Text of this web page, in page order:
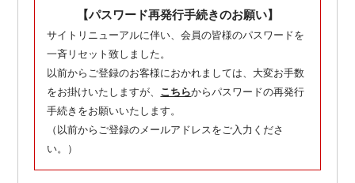
【パスワード再発行手続きのお願い】
サイトリニューアルに伴い、会員の皆様のパスワードを
一斉リセット致しました。
以前からご登録のお客様におかれましては、大変お手数
をお掛けいたしますが、 こちらからパスワードの再発行
手続きをお願いいたします。
（以前からご登録のメールアドレスをご入力くださ
い。）